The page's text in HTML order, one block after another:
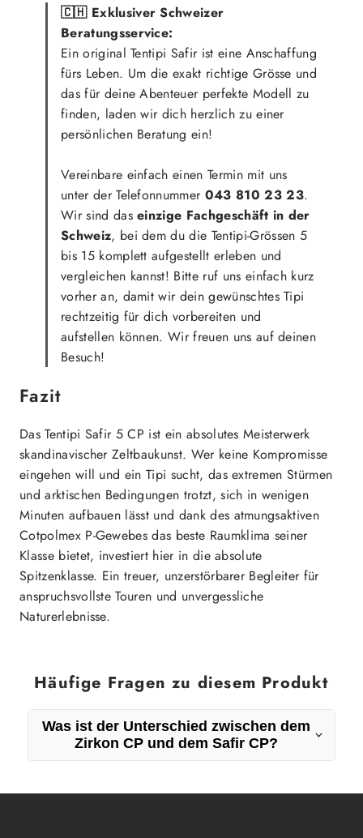
🇨🇭 Exklusiver Schweizer
Beratungsservice:
Ein original Tentipi Safir ist eine Anschaffung
fürs Leben. Um die exakt richtige Grösse und
das für deine Abenteuer perfekte Modell zu
finden, laden wir dich herzlich zu einer
persönlichen Beratung ein!
Vereinbare einfach einen Termin mit uns
unter der Telefonnummer 043 810 23 23.
Wir sind daseinzige Fachgeschäft in der
Schweiz, bei dem du die Tentipi-Grössen 5
bis 15 komplett aufgestellt erleben und
vergleichen kannst! Bitte ruf uns einfach kurz
vorher an, damit wir dein gewünschtes Tipi
rechtzeitig für dich vorbereiten und
aufstellen können. Wir freuen uns auf deinen
Besuch!
Fazit
Das Tentipi Safir 5 CP ist ein absolutes Meisterwerk
skandinavischer Zeltbaukunst. Wer keine Kompromisse
eingehen will und ein Tipi sucht, das extremen Stürmen
und arktischen Bedingungen trotzt, sich in wenigen
Minuten aufbauen lässt und dank des atmungsaktiven
Cotpolmex P-Gewebes das beste Raumklima seiner
Klasse bietet, investiert hier in die absolute
Spitzenklasse. Ein treuer, unzerstörbarer Begleiter für
anspruchsvollste Touren und unvergessliche
Naturerlebnisse.
Häufige Fragen zu diesem Produkt
Was ist der Unterschied zwischen dem
Zirkon CP und dem Safir CP?
Materialqualität und der Ausstattung.